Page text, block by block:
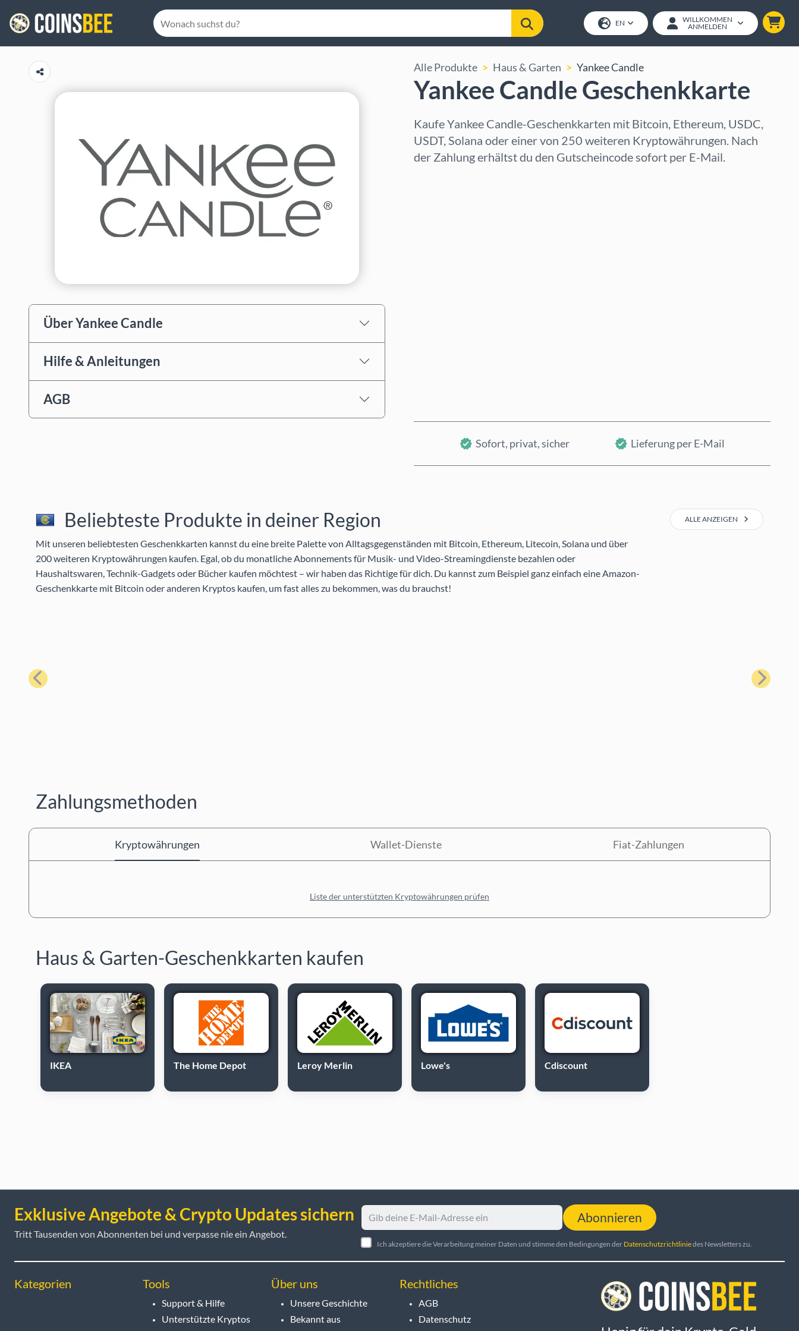
EN
WILLKOMMEN
ANMELDEN
Über Yankee Candle
Hilfe & Anleitungen
AGB
Alle Produkte Haus & Garten Yankee Candle
Yankee Candle Geschenkkarte
Kaufe Yankee Candle-Geschenkkarten mit Bitcoin, Ethereum, USDC,
USDT, Solana oder einer von 250 weiteren Kryptowährungen. Nach
der Zahlung erhältst du den Gutscheincode sofort per E-Mail.
Sofort, privat, sicher Lieferung per E-Mail
Beliebteste Produkte in deiner Region
Mit unseren beliebtesten Geschenkkarten kannst du eine breite Palette von Alltagsgegenständen mit Bitcoin, Ethereum, Litecoin, Solana und über
200 weiteren Kryptowährungen kaufen. Egal, ob du monatliche Abonnements für Musik- und Video-Streamingdienste bezahlen oder
Haushaltswaren, Technik-Gadgets oder Bücher kaufen möchtest – wir haben das Richtige für dich. Du kannst zum Beispiel ganz einfach eine Amazon-
Geschenkkarte mit Bitcoin oder anderen Kryptos kaufen, um fast alles zu bekommen, was du brauchst!
ALLE ANZEIGEN
Zurück Weiter
Zahlungsmethoden
Kryptowährungen Wallet-Dienste Fiat-Zahlungen
Liste der unterstützten Kryptowährungen prüfen
Haus & Garten-Geschenkkarten kaufen
IKEA The Home Depot Leroy Merlin Lowe's Cdiscount
Exklusive Angebote & Crypto Updates sichern
Tritt Tausenden von Abonnenten bei und verpasse nie ein Angebot.
Abonnieren
Ich akzeptiere die Verarbeitung meiner Daten und stimme den Bedingungen der Datenschutzrichtliniedes Newsletters zu.
Kategorien Tools
Support & Hilfe
Unterstützte Kryptos
Über uns
Unsere Geschichte
Bekannt aus
Rechtliches
AGB
Datenschutz